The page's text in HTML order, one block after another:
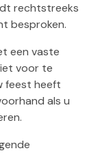
rechtstreeks
besproken.
een vaste
voor te
feest heeft
als u